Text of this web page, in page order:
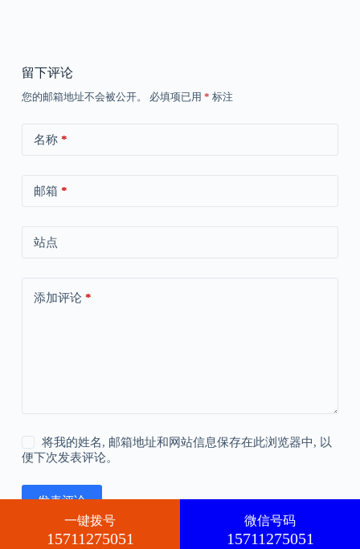
留下评论
您的邮箱地址不会被公开。 必填项已用 * 标注
名称*
邮箱 *
站点
添加评论*
将我的姓名, 邮箱地址和网站信息保存在此浏览器中, 以
便下次发表评论。
发表评论
一键拨号
15711275051
微信号码
15711275051